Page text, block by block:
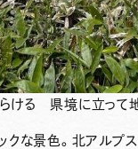
ける 県境に立って
クな景色。北アルプ